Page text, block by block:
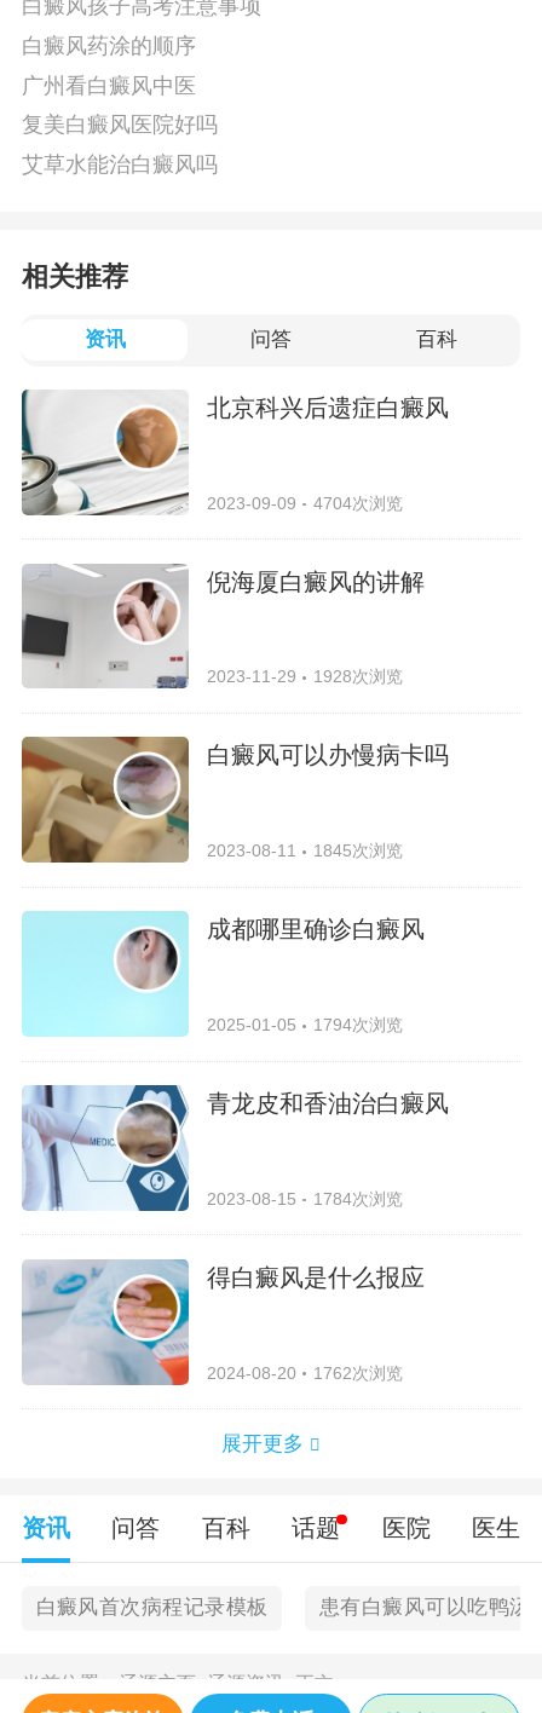
白癜风孩子高考注意事项
白癜风药涂的顺序
广州看白癜风中医
复美白癜风医院好吗
艾草水能治白癜风吗
相关推荐
资讯 问答 百科
北京科兴后遗症白癜风
2023-09-09 4704次浏览
倪海厦白癜风的讲解
2023-11-29 1928次浏览
白癜风可以办慢病卡吗
2023-08-11 1845次浏览
成都哪里确诊白癜风
2025-01-05 1794次浏览
青龙皮和香油治白癜风
2023-08-15 1784次浏览
得白癜风是什么报应
2024-08-20 1762次浏览
展开更多
资讯 问答 百科 话题 医院 医生
白癜风首次病程记录模板 患有白癜风可以吃鸭汤
当前位置： 辽源主页> 辽源资讯 正文